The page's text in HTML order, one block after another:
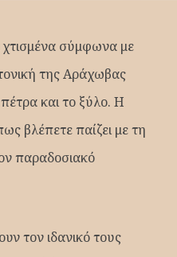
χτισμένα σύμφωνα με
της Αράχωβας
και το ξύλο. Η
βλέπετε παίζει με τη
παραδοσιακό
τον ιδανικό τους